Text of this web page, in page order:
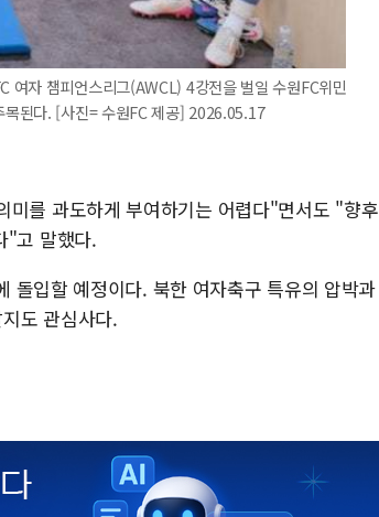
여자 챔피언스리그(AWCL) 4강전을 벌일 수원FC위민
목된다. [사진= 수원FC 제공] 2026.05.17
를 과도하게 부여하기는 어렵다"면서도 "향후
"고 말했다.
돌입할 예정이다. 북한 여자축구 특유의 압박과
도 관심사다.